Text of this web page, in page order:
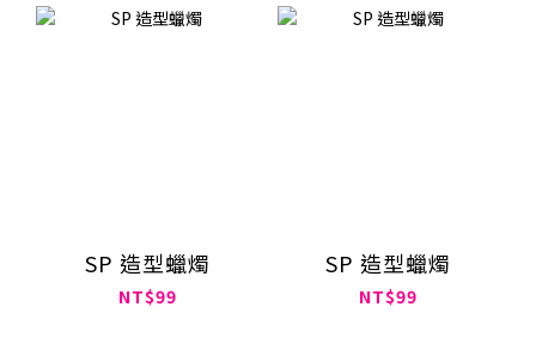
SP 造型蠟燭
NT$99
SP 造型蠟燭
NT$99